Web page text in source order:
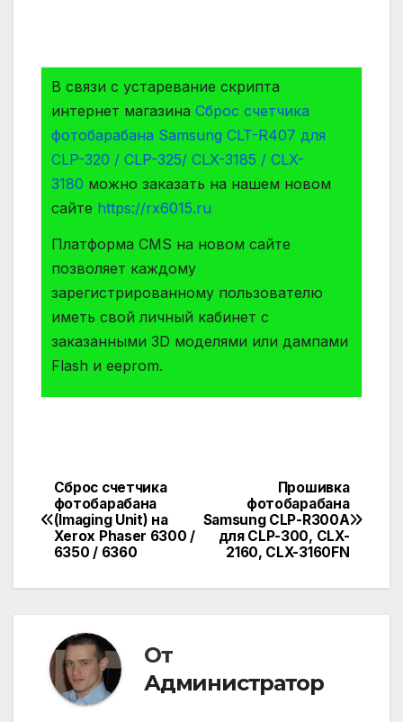
В связи с устаревание скрипта
интернет магазинаСброс счетчика
фотобарабана Samsung CLT-R407 для
CLP-320 / CLP-325/ CLX-3185 / CLX-
3180 можно заказать на нашем новом
сайте https://rx6015.ru
Платформа СMS на новом сайте
позволяет каждому
зарегистрированному пользователю
иметь свой личный кабинет с
заказанными 3D моделями или дампами
Flash и eeprom.
Навигация
по
записям
Прошивка
фотобарабана
Samsung CLP-R300A
для CLP-300, CLX-
2160, CLX-3160FN
Сброс счетчика
фотобарабана
(Imaging Unit) на
Xerox Phaser 6300 /
6350 / 6360
От
Администратор